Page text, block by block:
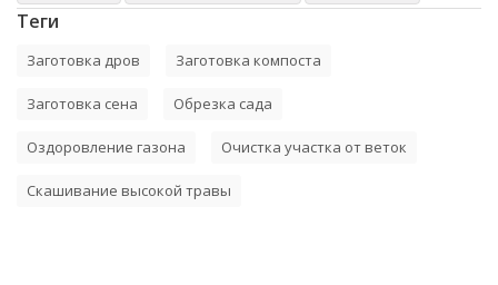
Теги
Заготовка дров Заготовка компоста
Заготовка сена Обрезка сада
Оздоровление газона Очистка участка от веток
Скашивание высокой травы